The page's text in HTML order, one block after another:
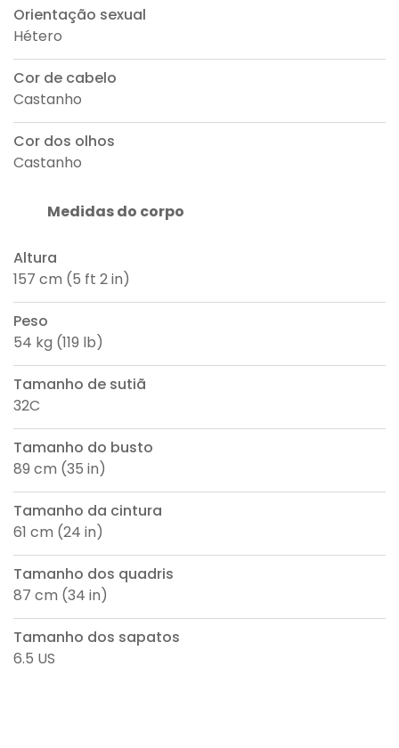
Orientação sexual
Hétero
Cor de cabelo
Castanho
Cor dos olhos
Castanho
Medidas do corpo
Altura
157 cm (5 ft 2 in)
Peso
54 kg (119 lb)
Tamanho de sutiã
32C
Tamanho do busto
89 cm (35 in)
Tamanho da cintura
61 cm (24 in)
Tamanho dos quadris
87 cm (34 in)
Tamanho dos sapatos
6.5 US